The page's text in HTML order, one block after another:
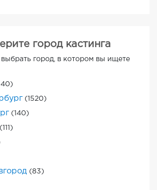
город кастинга
город, в котором вы ищете
(1520)
(140)
(111)
(83)